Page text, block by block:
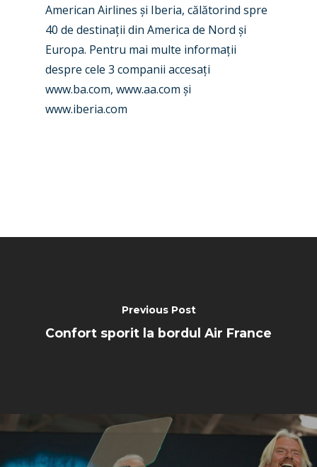
American Airlines și Iberia, călătorind spre
40 de destinații din America de Nord și
Europa. Pentru mai multe informații
despre cele 3 companii accesați
www.ba.com, www.aa.com și
www.iberia.com
Previous Post
Confort sporit la bordul Air France
Paris 2023
Farnborough 2022
Dubai 2019
Marketplace
Jobs
Contact